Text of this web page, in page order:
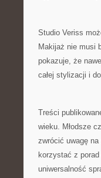
Studio Veriss
Makijaż nie musi
pokazuje, że
całej stylizacji i
Treści
wieku. Młodsze
zwrócić uwagę
korzystać z
uniwersalność